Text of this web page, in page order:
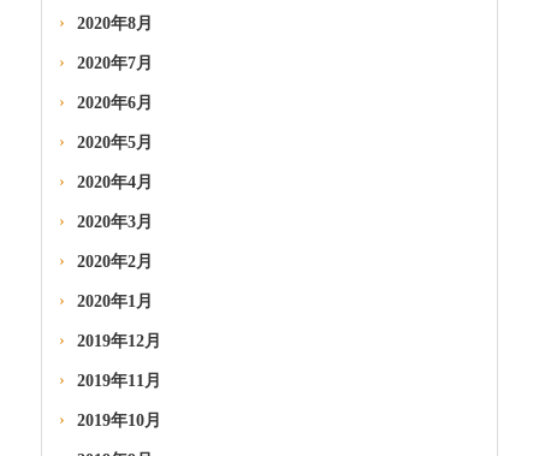
2020年8月
2020年7月
2020年6月
2020年5月
2020年4月
2020年3月
2020年2月
2020年1月
2019年12月
2019年11月
2019年10月